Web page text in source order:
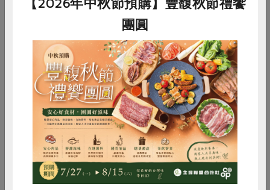
案，以保障選民與家人的健康。沿街發傳單、向民眾請託
支持反瘦肉精行動，明純說：這是她做過「生平最勇敢的
「感謝有孩子、感謝主婦聯盟、感謝合作社，讓我們家的
餐桌上有著滿滿的幸福與笑聲。」明純感恩這份幸福，也
希望透過「好好餵孩子」理想的推廣，讓每個家都有健
康、安全的幸福餐桌。（作者：主婦聯盟環境保護基金會
台中分會執委）
註：本文整理自「二○一二地球日女性綠色經濟論壇」張
明純好好餵孩子的分享。
原刊登於2012年08月107期《綠主張》月刊。
惜食 RPET 食譜 減硝酸鹽
雞蛋 食安 共同購買
【2026年中秋節預購】豐馥秋節禮饗
團圓